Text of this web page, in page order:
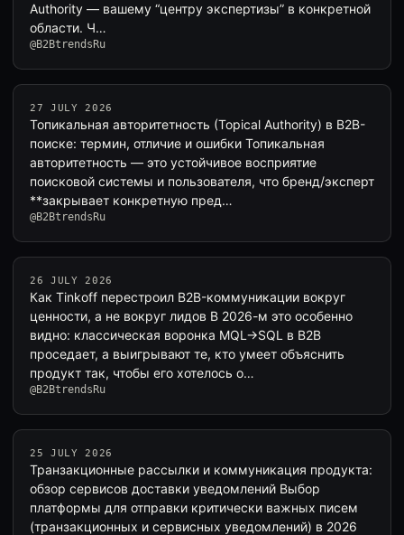
Authority — вашему “центру экспертизы” в конкретной
области. Ч…
@B2BtrendsRu
27 JULY 2026
Топикальная авторитетность (Topical Authority) в B2B-
поиске: термин, отличие и ошибки Топикальная
авторитетность — это устойчивое восприятие
поисковой системы и пользователя, что бренд/эксперт
**закрывает конкретную пред…
@B2BtrendsRu
26 JULY 2026
Как Tinkoff перестроил B2B-коммуникации вокруг
ценности, а не вокруг лидов В 2026-м это особенно
видно: классическая воронка MQL→SQL в B2B
проседает, а выигрывают те, кто умеет объяснить
продукт так, чтобы его хотелось о…
@B2BtrendsRu
25 JULY 2026
Транзакционные рассылки и коммуникация продукта:
обзор сервисов доставки уведомлений Выбор
платформы для отправки критически важных писем
(транзакционных и сервисных уведомлений) в 2026